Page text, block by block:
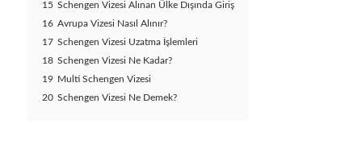
15 Schengen Vizesi Alınan Ülke Dışında Giriş
16 Avrupa Vizesi Nasıl Alınır?
17 Schengen Vizesi Uzatma İşlemleri
18 Schengen Vizesi Ne Kadar?
19 Multi Schengen Vizesi
20 Schengen Vizesi Ne Demek?